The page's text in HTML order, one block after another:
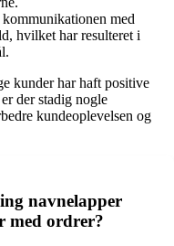
med
hvilket har resulteret i
kunder har haft positive
der stadig nogle
kundeoplevelsen og
navnelapper
med ordrer?